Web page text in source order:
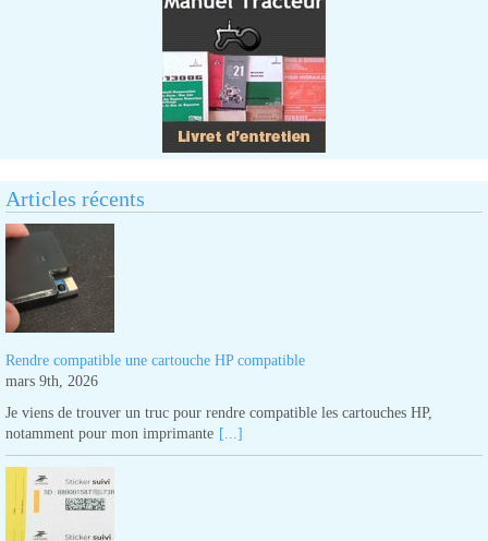
Articles récents
Rendre compatible une cartouche HP compatible
mars 9th, 2026
Je viens de trouver un truc pour rendre compatible les cartouches HP,
notamment pour mon imprimante [...]